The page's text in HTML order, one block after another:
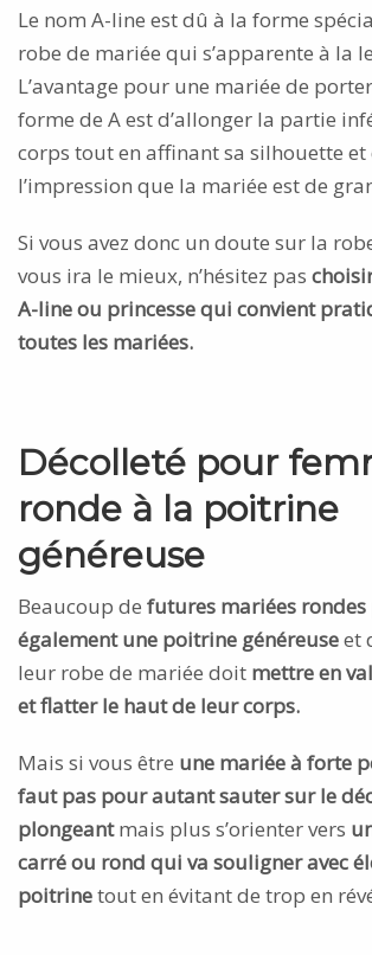
Le nom A-line est dû à la forme
robe de mariée qui s’apparente à la
L’avantage pour une mariée de
forme de A est d’allonger la partie
corps tout en affinant sa silhouette
l’impression que la mariée est de
Si vous avez donc un doute sur la
vous ira le mieux, n’hésitez pas
A-line ou princesse qui convient
toutes les mariées.
Décolleté pour
ronde à la poitrine
généreuse
Beaucoup de futures mariées rondes
également une poitrine généreuseet
leur robe de mariée doit mettre en
et flatter le haut de leur corps.
Mais si vous être une mariée à forte
faut pas pour autant sauter sur le
plongeantmais plus s’orienter vers
carré ou rond qui va souligner avec
poitrinetout en évitant de trop en